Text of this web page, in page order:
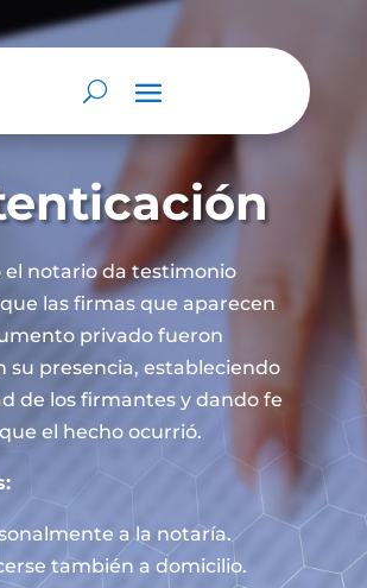
el notario da testimonio
las firmas que aparecen
privado fueron
su presencia, estableciendo
de los firmantes y dando fe
el hecho ocurrió.
a la notaría.
también a domicilio.